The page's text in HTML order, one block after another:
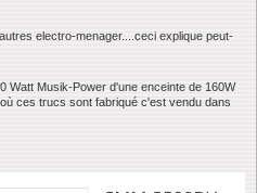
electro-menager....ceci explique peut-
Watt Musik-Power d'une enceinte de 160W
ces trucs sont fabriqué c'est vendu dans